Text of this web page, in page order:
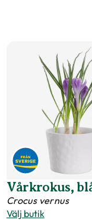
Vårkrokus,
Crocus vernus
Välj butik